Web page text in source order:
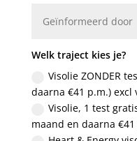
Welk traject kies je?
Visolie ZONDER
daarna €41 p.m.) excl
Visolie, 1 test
maand en daarna